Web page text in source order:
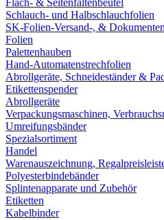
Flach- & Seitenfaltenbeutel
Schlauch- und Halbschlauchfolien
SK-Folien-Versand-, &
Folien
Palettenhauben
Hand-Automatenstrechfolien
Abrollgeräte, Schneideständer &
Etikettenspender
Abrollgeräte
Verpackungsmaschinen,
Umreifungsbänder
Spezialsortiment
Handel
Warenauszeichnung,
Polyesterbindebänder
Splintenapparate und Zubehör
Etiketten
Kabelbinder